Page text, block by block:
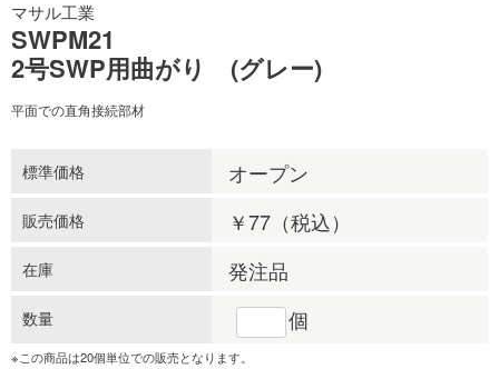
マサル工業
SWPM21
2号SWP用曲がり (グレー)
平面での直角接続部材
標準価格 オープン
販売価格 ￥77（税込）
在庫 発注品
数量 個
※この商品は20個単位での販売となります。